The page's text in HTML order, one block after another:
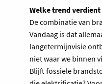
Welke trend verdient
De combinatie van
Vandaag is dat
langetermijnvisie
niet waar we binnen
Blijft fossiele